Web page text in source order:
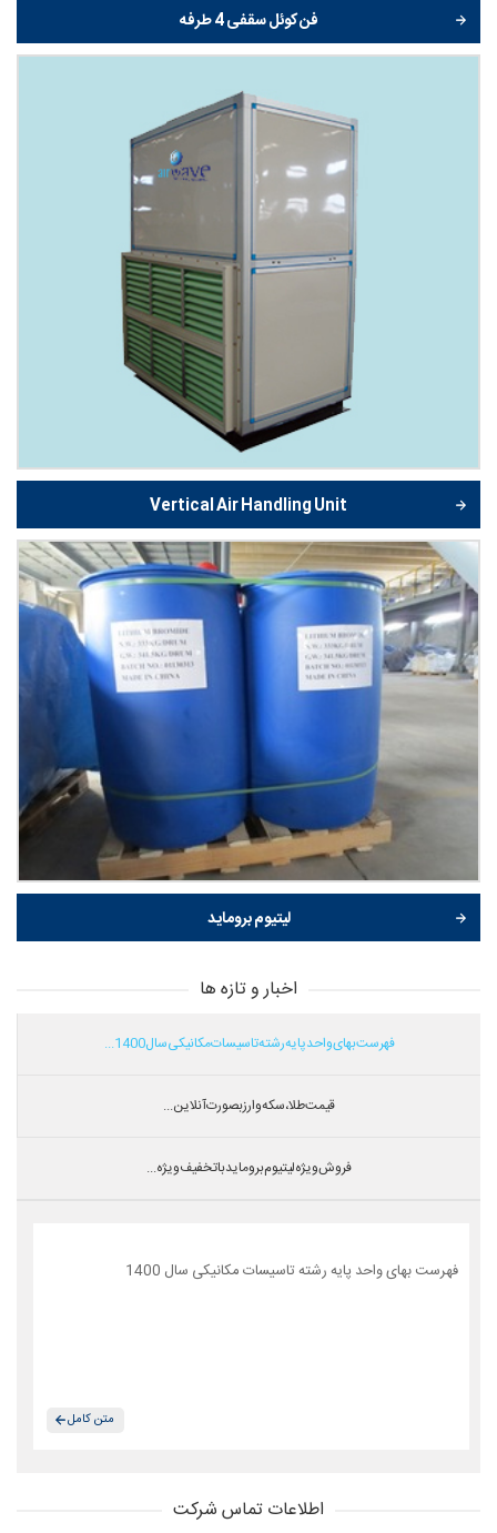
فن کوئل سقفی 4 طرفه
Vertical Air Handling Unit
لیتیوم بروماید
اخبار و تازه ها
فهرست بهای واحد پایه رشته تاسیسات مکانیکی سال 1400...
قیمت طلا،سکه و ارز بصورت آنلاین...
فروش ویژه لیتیوم بروماید با تخفیف ویژه...
فهرست بهای واحد پایه رشته تاسیسات مکانیکی سال 1400
متن کامل
اطلاعات تماس شرکت